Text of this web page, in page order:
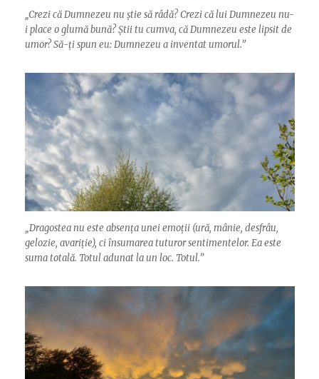
„Crezi că Dumnezeu nu știe să râdă? Crezi că lui Dumnezeu nu-
i place o glumă bună? Știi tu cumva, că Dumnezeu este lipsit de
umor? Să-ți spun eu: Dumnezeu a inventat umorul.”
„Dragostea nu este absența unei emoții (ură, mânie, desfrâu,
gelozie, avariție), ci însumarea tuturor sentimentelor. Ea este
suma totală. Totul adunat la un loc. Totul.”